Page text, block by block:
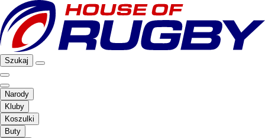
Szukaj
Narody
Kluby
Koszulki
Buty